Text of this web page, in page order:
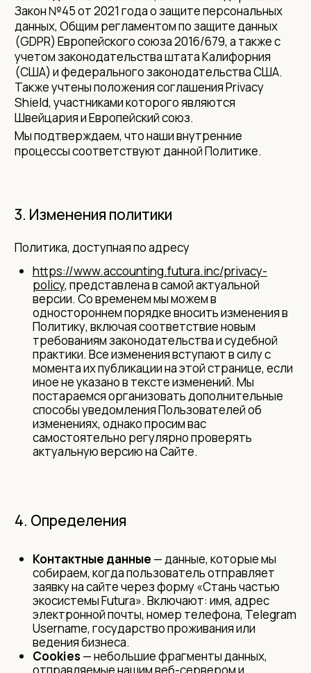
Закон №45 от 2021 года о защите персональных
данных, Общим регламентом по защите данных
(GDPR) Европейского союза 2016/679, а также с
учетом законодательства штата Калифорния
(США) и федерального законодательства США.
Также учтены положения соглашения Privacy
Shield, участниками которого являются
Швейцария и Европейский союз.
Мы подтверждаем, что наши внутренние
процессы соответствуют данной Политике.
3. Изменения политики
Политика, доступная по адресу
https://www.accounting.futura.inc/privacy-
policy, представлена в самой актуальной
версии. Со временем мы можем в
одностороннем порядке вносить изменения в
Политику, включая соответствие новым
требованиям законодательства и судебной
практики. Все изменения вступают в силу с
момента их публикации на этой странице, если
иное не указано в тексте изменений. Мы
постараемся организовать дополнительные
способы уведомления Пользователей об
изменениях, однако просим вас
самостоятельно регулярно проверять
актуальную версию на Сайте.
4. Определения
Контактные данные — данные, которые мы
собираем, когда пользователь отправляет
заявку на сайте через форму «Стань частью
экосистемы Futura». Включают: имя, адрес
электронной почты, номер телефона, Telegram
Username, государство проживания или
ведения бизнеса.
Cookies — небольшие фрагменты данных,
отправляемые нашим веб-сервером и